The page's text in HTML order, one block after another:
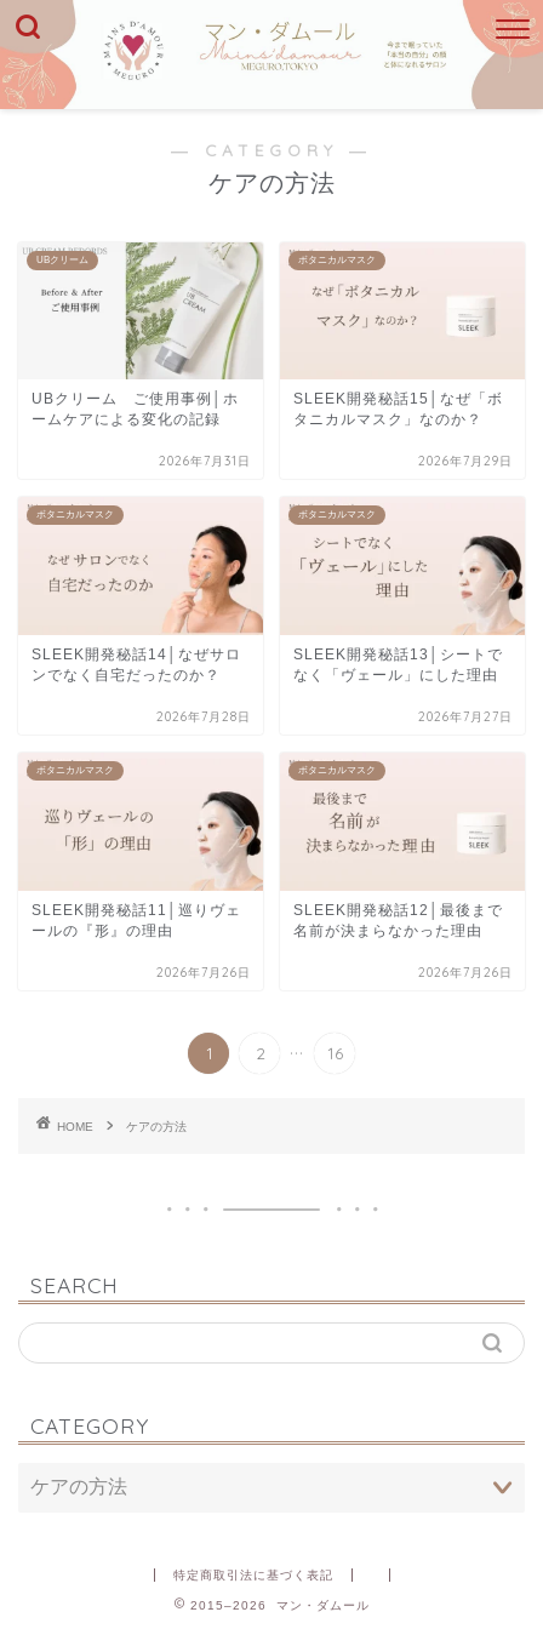
― CATEGORY ―
ケアの方法
UBクリーム
UBクリーム ご使用事例│ホ
ームケアによる変化の記録
2026年7月31日
ボタニカルマスク
SLEEK開発秘話15│なぜ「ボ
タニカルマスク」なのか？
2026年7月29日
ボタニカルマスク
SLEEK開発秘話14│なぜサロ
ンでなく自宅だったのか？
2026年7月28日
ボタニカルマスク
SLEEK開発秘話13│シートで
なく「ヴェール」にした理由
2026年7月27日
ボタニカルマスク
SLEEK開発秘話11│巡りヴェ
ールの『形』の理由
2026年7月26日
ボタニカルマスク
SLEEK開発秘話12│最後まで
名前が決まらなかった理由
2026年7月26日
1 2 ... 16
HOME ケアの方法
SEARCH
CATEGORY
特定商取引法に基づく表記
2015–2026 マン・ダムール